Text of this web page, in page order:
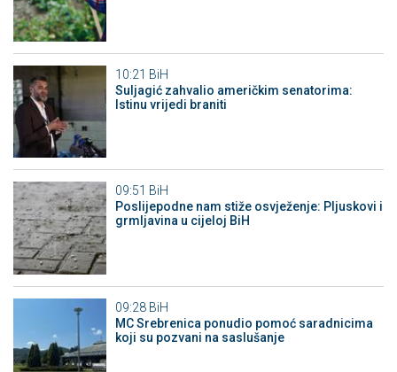
10:21 BiH
Suljagić zahvalio američkim senatorima:
Istinu vrijedi braniti
09:51 BiH
Poslijepodne nam stiže osvježenje: Pljuskovi i
grmljavina u cijeloj BiH
09:28 BiH
MC Srebrenica ponudio pomoć saradnicima
koji su pozvani na saslušanje